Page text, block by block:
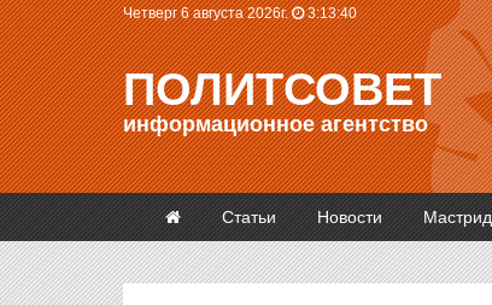
Четверг 6 августа 2026г. 3:13:41
ПОЛИТСОВЕТ
информационное агентство
Статьи Новости Мастрид